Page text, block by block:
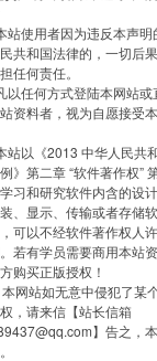
站使用者因为违反本声
共和国法律的，一切后
任何责任。
以任何方式登陆本网站
资料者，视为自愿接受
站以《2013 中华人民共
》第二章 “软件著作权”
习和研究软件内含的设
、显示、传输或者存储
可以不经软件著作权人
若有学员需要商用本站
购买正版授权！
网站如无意中侵犯了某
，请来信【站长信箱
】告之，